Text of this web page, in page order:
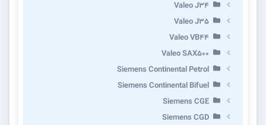
Valeo J34
Valeo J35
Valeo VB44
Valeo SAX500
Siemens Continental Petrol
Siemens Continental Bifuel
Siemens CGE
Siemens CGD